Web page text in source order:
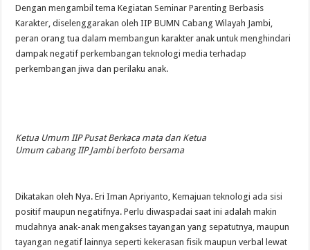
Dengan mengambil tema Kegiatan Seminar Parenting Berbasis
Karakter, diselenggarakan oleh IIP BUMN Cabang Wilayah Jambi,
peran orang tua dalam membangun karakter anak untuk menghindari
dampak negatif perkembangan teknologi media terhadap
perkembangan jiwa dan perilaku anak.
Ketua Umum IIP Pusat Berkaca mata dan Ketua
Umum cabang IIP Jambi berfoto bersama
Dikatakan oleh Nya. Eri Iman Apriyanto, Kemajuan teknologi ada sisi
positif maupun negatifnya. Perlu diwaspadai saat ini adalah makin
mudahnya anak-anak mengakses tayangan yang sepatutnya, maupun
tayangan negatif lainnya seperti kekerasan fisik maupun verbal lewat